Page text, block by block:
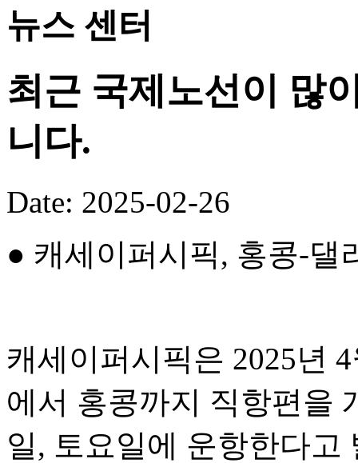
뉴스 센터
최근 국제노선이 많
니다.
Date: 2025-02-26
● 캐세이퍼시픽, 홍콩-댈
캐세이퍼시픽은 2025년
에서 홍콩까지 직항편을
일, 토요일에 운항한다고